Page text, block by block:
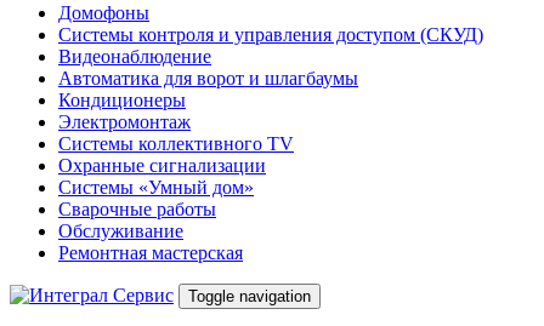
Домофоны
Системы контроля и управления доступом (СКУД)
Видеонаблюдение
Автоматика для ворот и шлагбаумы
Кондиционеры
Электромонтаж
Системы коллективного TV
Охранные сигнализации
Системы «Умный дом»
Сварочные работы
Обслуживание
Ремонтная мастерская
Toggle navigation